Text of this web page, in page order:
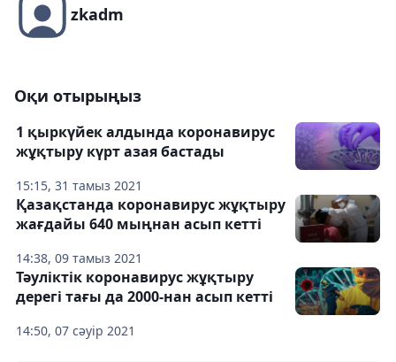
zkadm
Оқи отырыңыз
15:15, 31 тамыз 2021
1 қыркүйек алдында коронавирус
жұқтыру күрт азая бастады
14:38, 09 тамыз 2021
Қазақстанда коронавирус жұқтыру
жағдайы 640 мыңнан асып кетті
14:50, 07 сәуір 2021
Тәуліктік коронавирус жұқтыру
дерегі тағы да 2000-нан асып кетті